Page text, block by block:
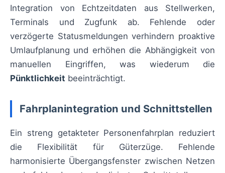
Integration von Echtzeitdaten aus Stellwerken,
Terminals und Zugfunk ab. Fehlende oder
verzögerte Statusmeldungen verhindern proaktive
Umlaufplanung und erhöhen die Abhängigkeit von
manuellen Eingriffen, was wiederum die
Pünktlichkeit beeinträchtigt.
Fahrplanintegration und Schnittstellen
Ein streng getakteter Personenfahrplan reduziert
die Flexibilität für Güterzüge. Fehlende
harmonisierte Übergangsfenster zwischen Netzen